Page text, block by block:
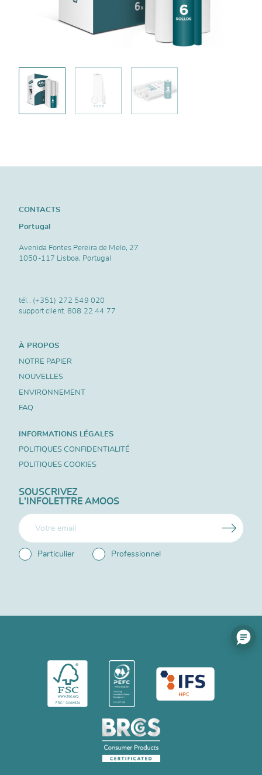
CONTACTS
Portugal
Avenida Fontes Pereira de Melo, 27
1050-117 Lisboa, Portugal
tél.. (+351) 272 549 020
support client.808 22 44 77
À PROPOS
NOTRE PAPIER
NOUVELLES
ENVIRONNEMENT
FAQ
INFORMATIONS LÉGALES
POLITIQUES CONFIDENTIALITÉ
POLITIQUES COOKIES
SOUSCRIVEZ
L'INFOLETTRE AMOOS
Particulier Professionnel